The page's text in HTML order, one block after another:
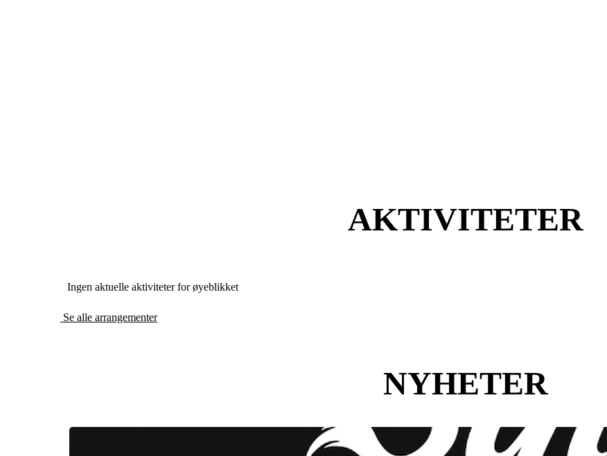
AKTIVITETER
Ingen aktuelle aktiviteter for øyeblikket
Se alle arrangementer
NYHETER